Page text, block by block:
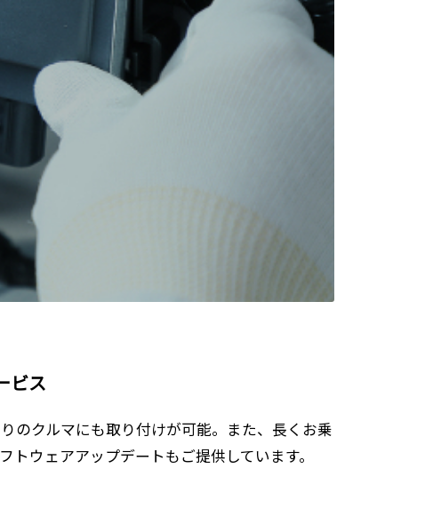
ビス
のクルマにも取り付けが可能。また、長くお乗
ウェアアップデートもご提供しています。